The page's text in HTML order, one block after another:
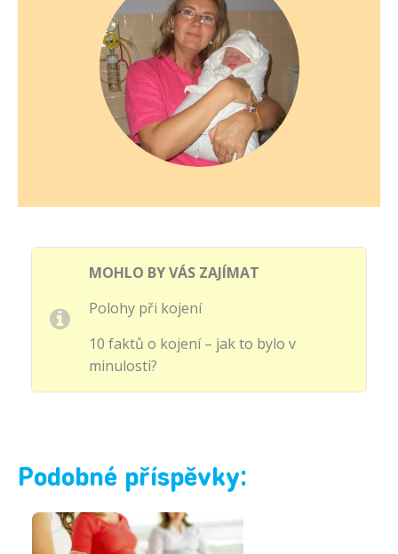
MOHLO BY VÁS ZAJÍMAT
Polohy při kojení
10 faktů o kojení – jak to bylo v
minulosti?
Podobné příspěvky: